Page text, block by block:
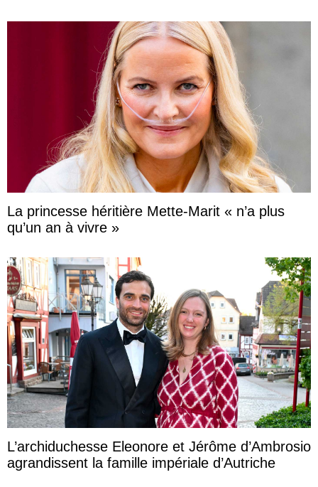
La princesse héritière Mette-Marit « n’a plus
qu’un an à vivre »
L’archiduchesse Eleonore et Jérôme d’Ambrosio
agrandissent la famille impériale d’Autriche